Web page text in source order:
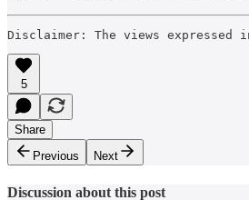
Disclaimer: The views
5
Share
Previous
Next
Discussion about this post